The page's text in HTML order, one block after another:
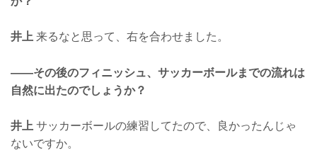
井上 来るなと思って、右を合わせました。
——その後のフィニッシュ、サッカーボールまでの流れは
自然に出たのでしょうか？
井上 サッカーボールの練習してたので、良かったんじゃ
ないですか。